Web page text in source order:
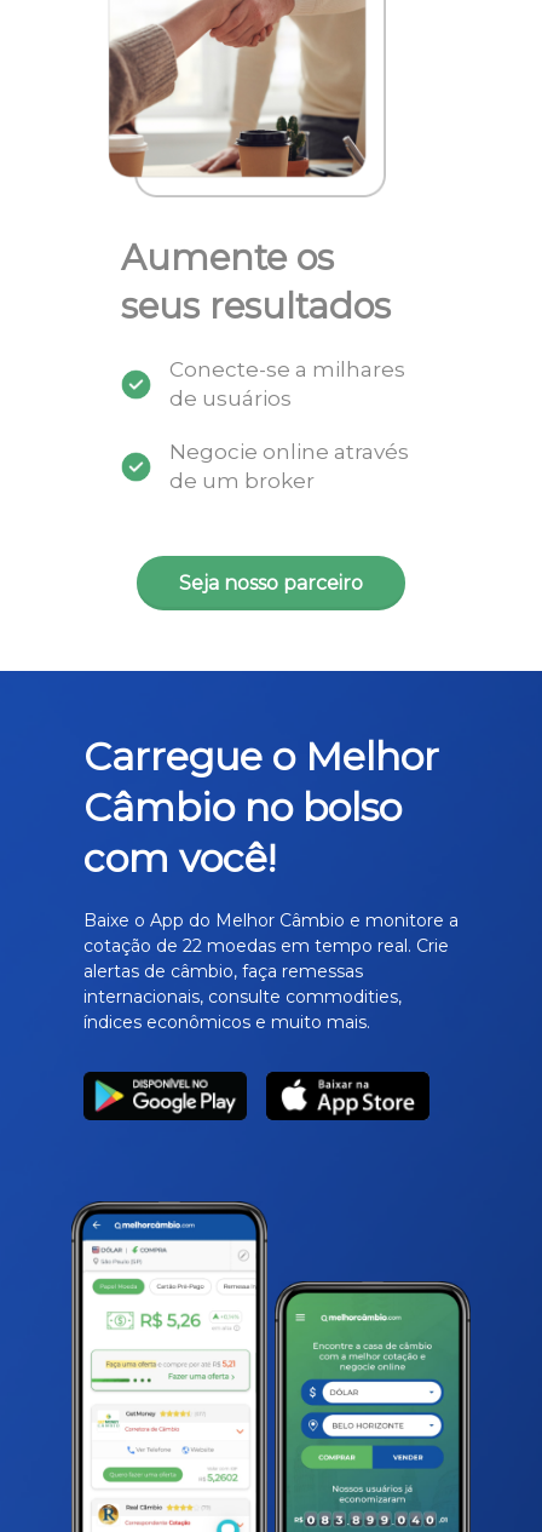
Aumente os
seus resultados
Conecte-se a milhares
de usuários
Negocie online através
de um broker
Seja nosso parceiro
Carregue o Melhor
Câmbio no bolso
com você!
Baixe o App do Melhor Câmbio e monitore a
cotação de 22 moedas em tempo real. Crie
alertas de câmbio, faça remessas
internacionais, consulte commodities,
índices econômicos e muito mais.